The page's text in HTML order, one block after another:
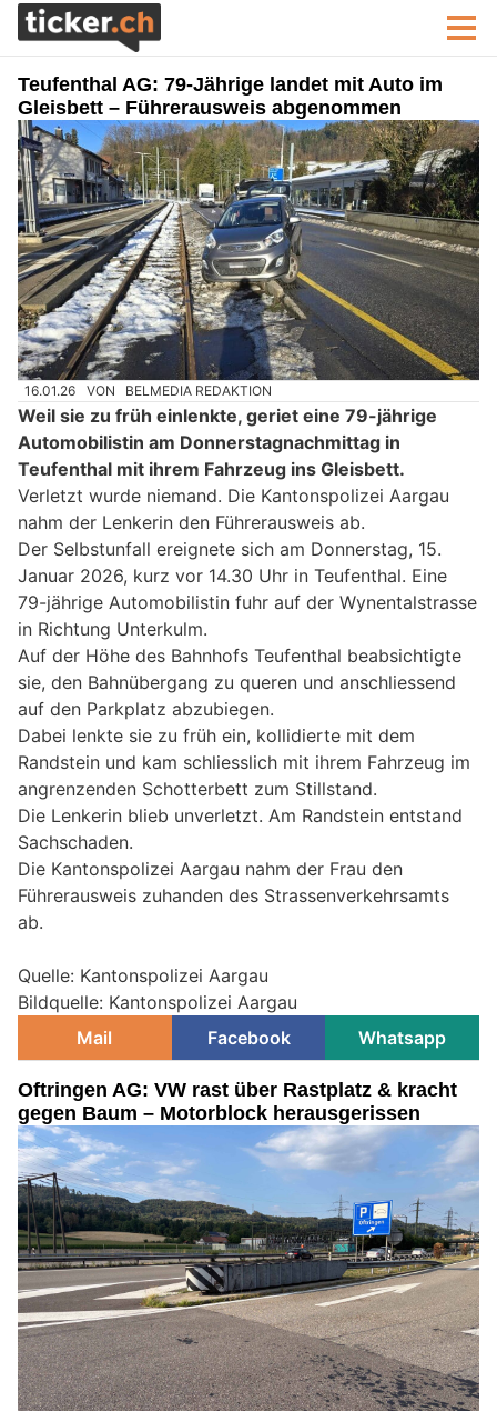
Teufenthal AG: 79-Jährige landet mit Auto im
Gleisbett – Führerausweis abgenommen
16.01.26 VON BELMEDIA REDAKTION
Weil sie zu früh einlenkte, geriet eine 79-jährige
Automobilistin am Donnerstagnachmittag in
Teufenthal mit ihrem Fahrzeug ins Gleisbett.
Verletzt wurde niemand. Die Kantonspolizei Aargau
nahm der Lenkerin den Führerausweis ab.
Der Selbstunfall ereignete sich am Donnerstag, 15.
Januar 2026, kurz vor 14.30 Uhr in Teufenthal. Eine
79-jährige Automobilistin fuhr auf der Wynentalstrasse
in Richtung Unterkulm.
Auf der Höhe des Bahnhofs Teufenthal beabsichtigte
sie, den Bahnübergang zu queren und anschliessend
auf den Parkplatz abzubiegen.
Dabei lenkte sie zu früh ein, kollidierte mit dem
Randstein und kam schliesslich mit ihrem Fahrzeug im
angrenzenden Schotterbett zum Stillstand.
Die Lenkerin blieb unverletzt. Am Randstein entstand
Sachschaden.
Die Kantonspolizei Aargau nahm der Frau den
Führerausweis zuhanden des Strassenverkehrsamts
ab.
Quelle: Kantonspolizei Aargau
Bildquelle: Kantonspolizei Aargau
Mail
Facebook Whatsapp
Oftringen AG: VW rast über Rastplatz & kracht
gegen Baum – Motorblock herausgerissen